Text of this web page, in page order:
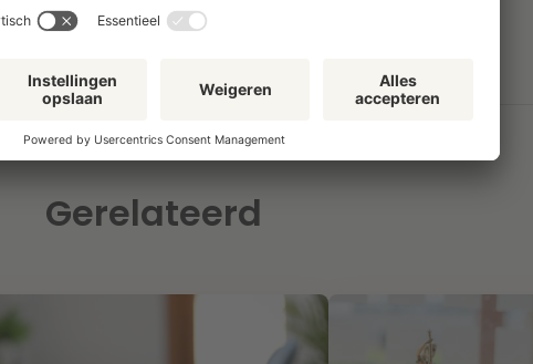
Gerelateerd